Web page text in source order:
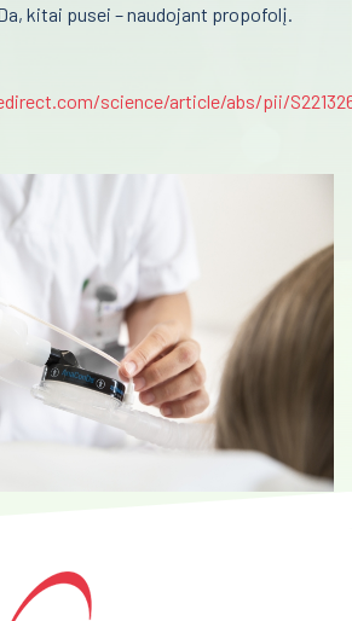
kitai pusei – naudojant propofolį.
science/article/abs/pii/